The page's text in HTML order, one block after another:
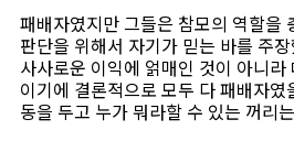
패배자였지만 그들은 참모의 역할을
판단을 위해서 자기가 믿는 바를 주
사사로운 이익에 얽매인 것이 아니라
이기에 결론적으로 모두 다 패배자
동을 두고 누가 뭐라할 수 있는 꺼리